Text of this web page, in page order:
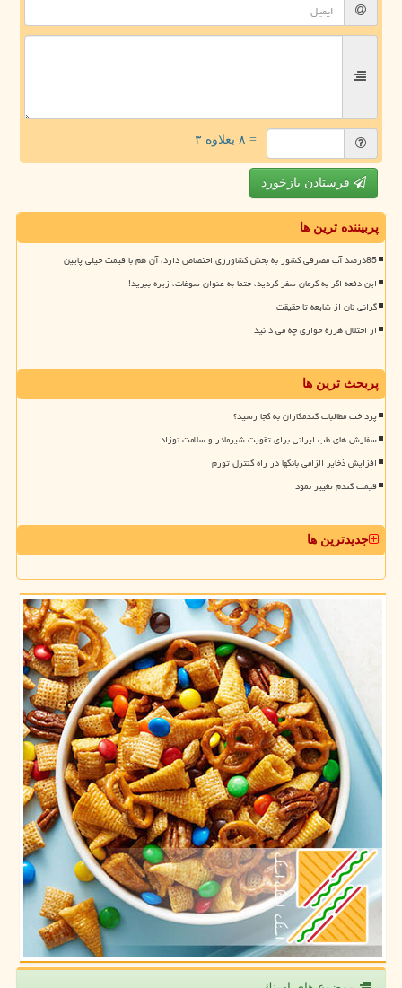
= ۸ بعلاوه ۳
فرستادن بازخورد
پربیننده ترین ها
85درصد آب مصرفی کشور به بخش کشاورزی اختصاص دارد، آن هم با قیمت خیلی پایین
این دفعه اگر به کرمان سفر کردید، حتما به عنوان سوغات، زیره ببرید!
گرانی نان از شایعه تا حقیقت
از اختلال هرزه خواری چه می دانید
پربحث ترین ها
پرداخت مطالبات گندمکاران به کجا رسید؟
سفارش های طب ایرانی برای تقویت شیرمادر و سلامت نوزاد
افزایش ذخایر الزامی بانکها در راه کنترل تورم
قیمت گندم تغییر نمود
جدیدترین ها